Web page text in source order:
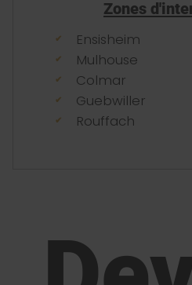
Zones
Ensisheim
Mulhouse
Colmar
Guebwiller
Rouffach